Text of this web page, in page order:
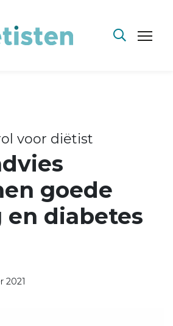
voor diëtist
goede
en diabetes
2021